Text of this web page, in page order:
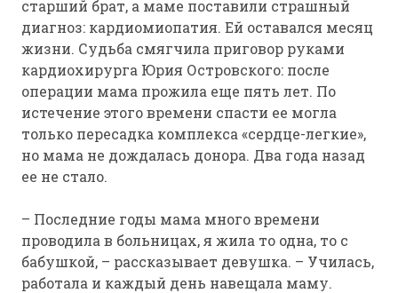
старший брат, а маме поставили страшный
диагноз: кардиомиопатия. Ей оставался месяц
жизни. Судьба смягчила приговор руками
кардиохирурга Юрия Островского: после
операции мама прожила еще пять лет. По
истечение этого времени спасти ее могла
только пересадка комплекса «сердце-легкие»,
но мама не дождалась донора. Два года назад
ее не стало.
– Последние годы мама много времени
проводила в больницах, я жила то одна, то с
бабушкой, – рассказывает девушка. – Училась,
работала и каждый день навещала маму.